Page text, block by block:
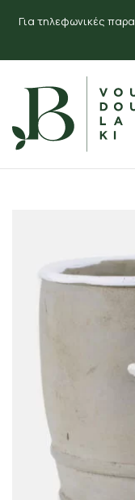
Για τηλεφωνικές